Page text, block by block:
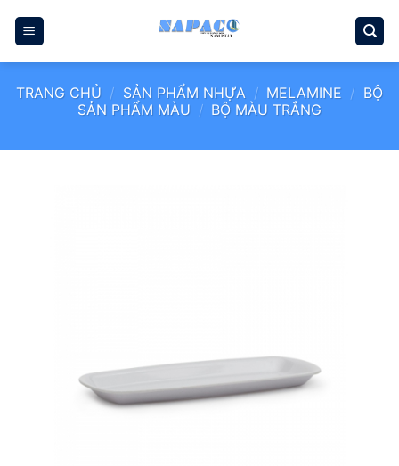
qua
TRANG CHỦ / SẢN PHẨM NHỰA / MELAMINE / BỘ
SẢN PHẨM MÀU / BỘ MÀU TRẮNG